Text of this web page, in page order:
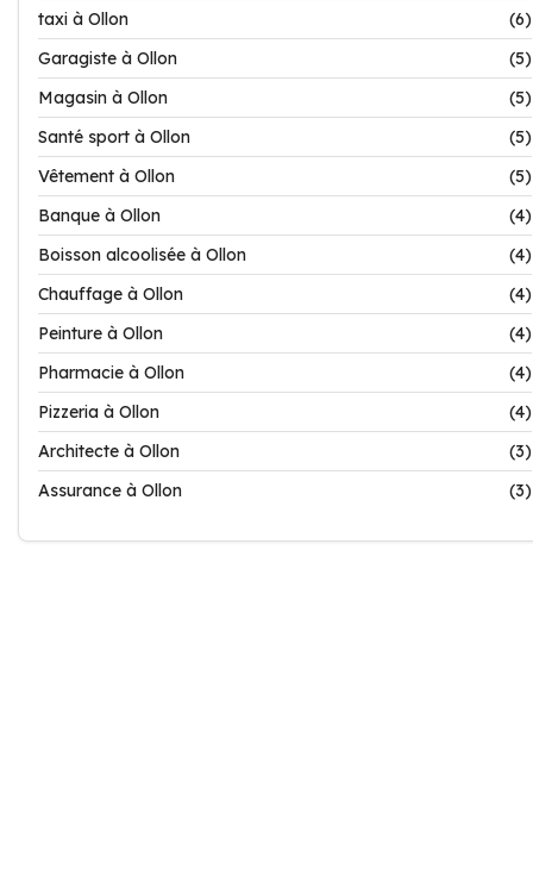
taxi à Ollon
(6)
Garagiste à Ollon
(5)
Magasin à Ollon
(5)
Santé sport à Ollon
(5)
Vêtement à Ollon
(5)
Banque à Ollon
(4)
Boisson alcoolisée à Ollon
(4)
Chauffage à Ollon
(4)
Peinture à Ollon
(4)
Pharmacie à Ollon
(4)
Pizzeria à Ollon
(4)
Architecte à Ollon
(3)
Assurance à Ollon
(3)